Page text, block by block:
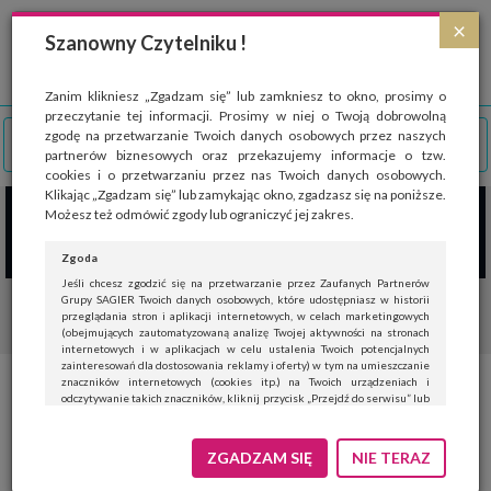
×
Szanowny Czytelniku !
Zanim klikniesz „Zgadzam się” lub zamkniesz to okno, prosimy o
przeczytanie tej informacji. Prosimy w niej o Twoją dobrowolną
zgodę na przetwarzanie Twoich danych osobowych przez naszych
partnerów biznesowych oraz przekazujemy informacje o tzw.
cookies i o przetwarzaniu przez nas Twoich danych osobowych.
Klikając „Zgadzam się” lub zamykając okno, zgadzasz się na poniższe.
Możesz też odmówić zgody lub ograniczyć jej zakres.
Zgoda
Jeśli chcesz zgodzić się na przetwarzanie przez Zaufanych Partnerów
Grupy SAGIER Twoich danych osobowych, które udostępniasz w historii
przeglądania stron i aplikacji internetowych, w celach marketingowych
(obejmujących zautomatyzowaną analizę Twojej aktywności na stronach
internetowych i w aplikacjach w celu ustalenia Twoich potencjalnych
zainteresowań dla dostosowania reklamy i oferty) w tym na umieszczanie
znaczników internetowych (cookies itp.) na Twoich urządzeniach i
odczytywanie takich znaczników, kliknij przycisk „Przejdź do serwisu” lub
Jeśli nie chcesz wyrazić zgody, kliknij „Nie teraz”.
Wyrażenie zgody jest dobrowolne. Możesz edytować zakres zgody, w tym
ZGADZAM SIĘ NIE TERAZ
Strona wykorzystuje pliki cookies, które służą głównie do celów statystycznych.
Wyrażając zgodę na używanie 'cookies', zezwalasz na zapisanie ich w pamięci
przeglądarki. Przejdź do
polityki cookies
Kia EV4 – dostosowana do
potrzeb europejskich
kierowców i charakterystyczna